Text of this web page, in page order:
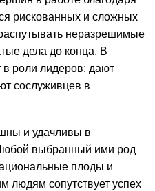
рискованных и сложных
неразрешимые
дела до конца. В
в роли лидеров: дают
сослуживцев в
и удачливы в
выбранный ими род
плоды и
людям сопутствует успех